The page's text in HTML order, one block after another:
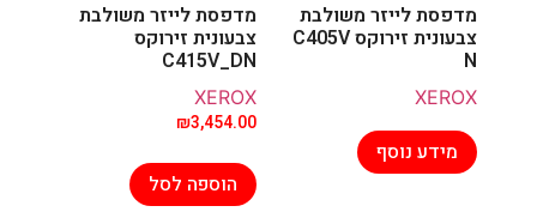
מדפסת לייזר משולבת
צבעונית זירוקס C405V
N
XEROX
מידע נוסף
מדפסת לייזר משולבת
צבעונית זירוקס
C415V_DN
XEROX
₪3,454.00
הוספה לסל